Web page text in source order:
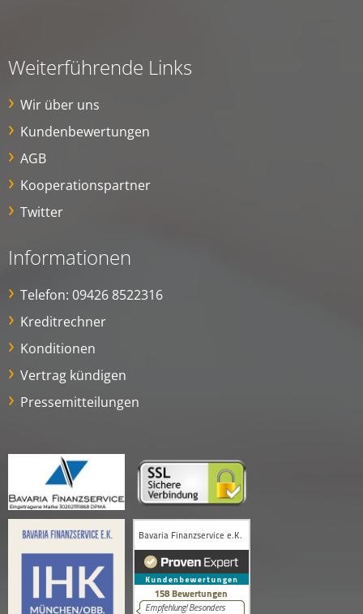
Weiterführende Links
Wir über uns
Kundenbewertungen
AGB
Kooperationspartner
Twitter
Informationen
Telefon: 09426 8522316
Kreditrechner
Konditionen
Vertrag kündigen
Pressemitteilungen